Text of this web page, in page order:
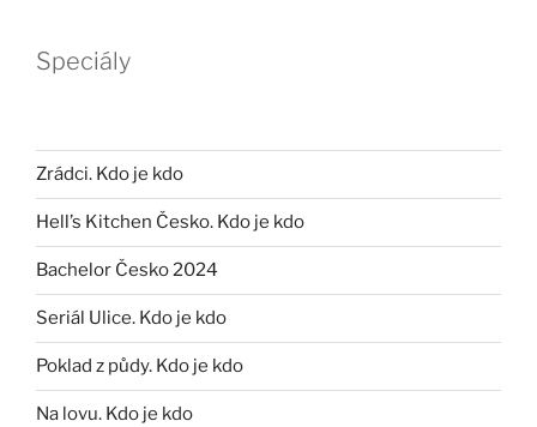
Speciály
Zrádci. Kdo je kdo
Hell’s Kitchen Česko. Kdo je kdo
Bachelor Česko 2024
Seriál Ulice. Kdo je kdo
Poklad z půdy. Kdo je kdo
Na lovu. Kdo je kdo